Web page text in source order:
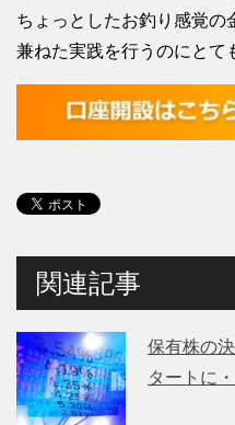
ちょっとしたお釣り感覚の
兼ねた実践を行うのにとて
関連記事
保有株の
タートに・